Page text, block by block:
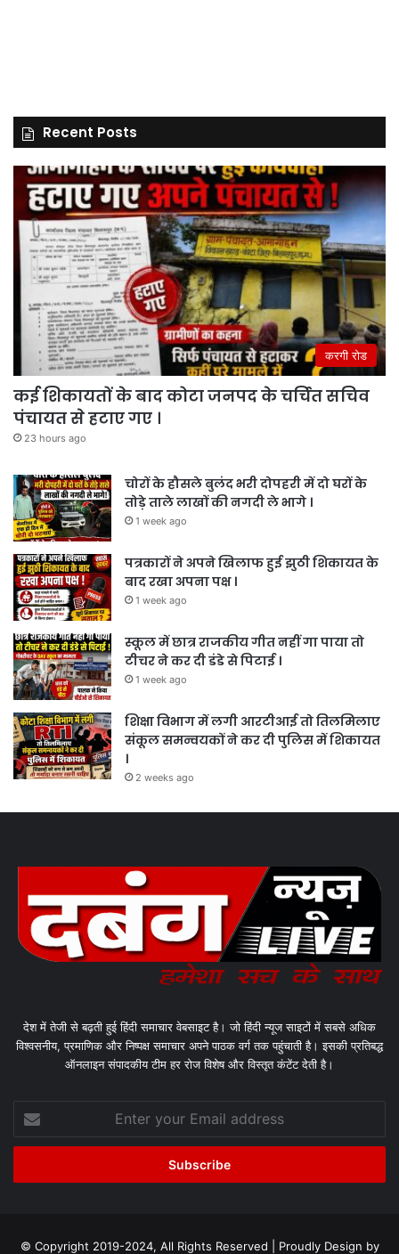
Recent Posts
करगी रोड
कई शिकायतों के बाद कोटा जनपद के चर्चित सचिव
पंचायत से हटाए गए ।
23 hours ago
चोरों के हौसले बुलंद भरी दोपहरी में दो घरों के
तोड़े ताले लाखों की नगदी ले भागे ।
1 week ago
पत्रकारों ने अपने खिलाफ हुई झुठी शिकायत के
बाद रखा अपना पक्ष ।
1 week ago
स्कूल में छात्र राजकीय गीत नहीं गा पाया तो
टीचर ने कर दी डंडे से पिटाई ।
1 week ago
शिक्षा विभाग में लगी आरटीआई तो तिलमिलाए
संकूल समन्वयकों ने कर दी पुलिस में शिकायत
।
2 weeks ago
देश में तेजी से बढ़ती हुई हिंदी समाचार वेबसाइट है। जो हिंदी न्यूज साइटों में सबसे अधिक
विश्वसनीय, प्रमाणिक और निष्पक्ष समाचार अपने पाठक वर्ग तक पहुंचाती है। इसकी प्रतिबद्ध
ऑनलाइन संपादकीय टीम हर रोज विशेष और विस्तृत कंटेंट देती है।
your
Email
© Copyright 2019-2024, All Rights Reserved | Proudly Design by